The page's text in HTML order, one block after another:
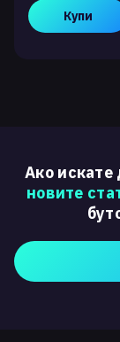
Купи
Ако искате
новите